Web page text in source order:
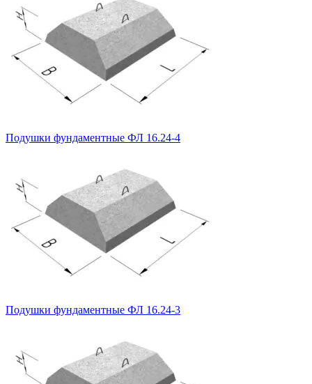
Подушки фундаментные ФЛ 16.24-4
Подушки фундаментные ФЛ 16.24-3